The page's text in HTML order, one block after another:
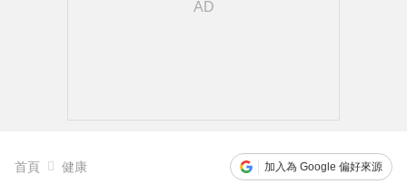
首頁 健康 加入為 Google 偏好來源